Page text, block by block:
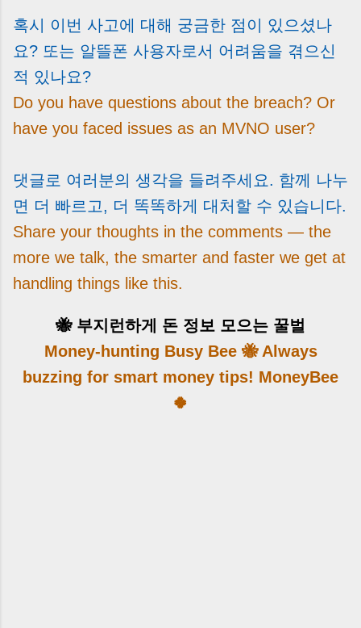
혹시 이번 사고에 대해 궁금한 점이 있으셨나
요? 또는 알뜰폰 사용자로서 어려움을 겪으신
적 있나요?
Do you have questions about the breach? Or
have you faced issues as an MVNO user?
댓글로 여러분의 생각을 들려주세요. 함께 나누
면 더 빠르고, 더 똑똑하게 대처할 수 있습니다.
Share your thoughts in the comments — the
more we talk, the smarter and faster we get at
handling things like this.
🐝 부지런하게 돈 정보 모으는 꿀벌
Money-hunting Busy Bee 🐝 Always
buzzing for smart money tips! MoneyBee
🍀